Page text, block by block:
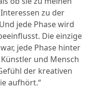
zu der
jede Phase wird
Die einzige
jede Phase hinter
und Mensch
der kreativen
aufhört.“